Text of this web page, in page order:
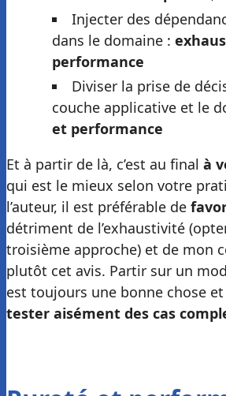
Injecter des
dans le domaine :
performance
Diviser la prise de
couche applicative et le
et performance
Et à partir de là, c’est au final à
qui est le mieux selon votre
l’auteur, il est préférable de
détriment de l’exhaustivité
troisième approche) et de mon
plutôt cet avis. Partir sur un
est toujours une bonne chose
tester aisément des cas